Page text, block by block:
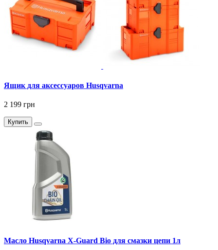
Ящик для аксессуаров Husqvarna
2 199 грн
Купить
Масло Husqvarna X-Guard Bio для смазки цепи 1л